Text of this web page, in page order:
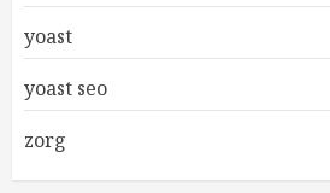
yoast
yoast seo
zorg